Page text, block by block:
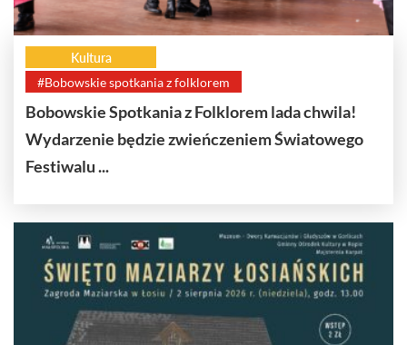
Kultura
#Bobowskie spotkania z folklorem
Bobowskie Spotkania z Folklorem lada chwila!
Wydarzenie będzie zwieńczeniem Światowego
Festiwalu ...